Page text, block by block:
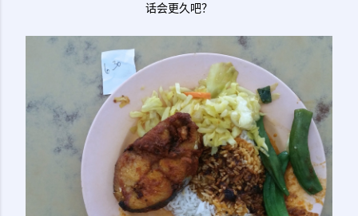
话会更久吧？